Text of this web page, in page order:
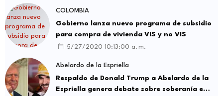
COLOMBIA
Gobierno lanza nuevo programa de subsidio
para compra de vivienda VIS y no VIS
5/27/2020 10:13:00 a. m.
Abelardo de la Espriella
Respaldo de Donald Trump a Abelardo de la
Espriella genera debate sobre soberanía e